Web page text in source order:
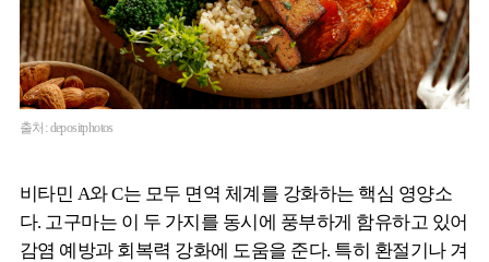
출처: depositphotos
비타민 A와 C는 모두 면역 체계를 강화하는 핵심 영양소
다. 고구마는 이 두 가지를 동시에 풍부하게 함유하고 있어
감염 예방과 회복력 강화에 도움을 준다. 특히 환절기나 겨